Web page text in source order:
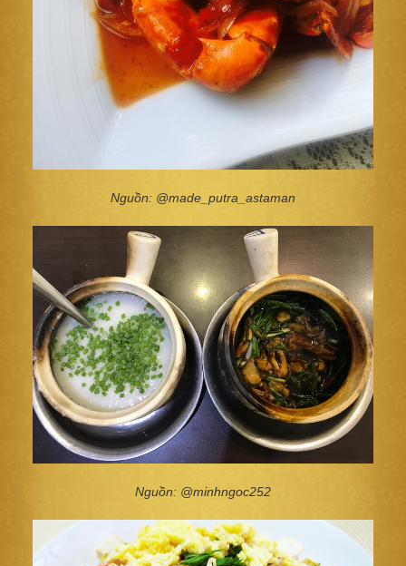
Nguồn: @made_putra_astaman
Nguồn: @minhngoc252